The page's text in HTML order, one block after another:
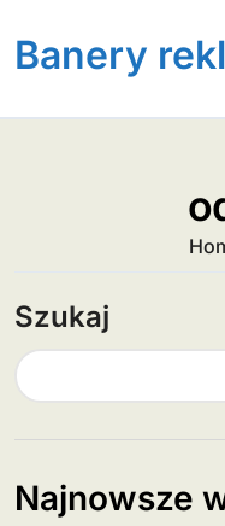
content
Banery
Szukaj
Najnowsze